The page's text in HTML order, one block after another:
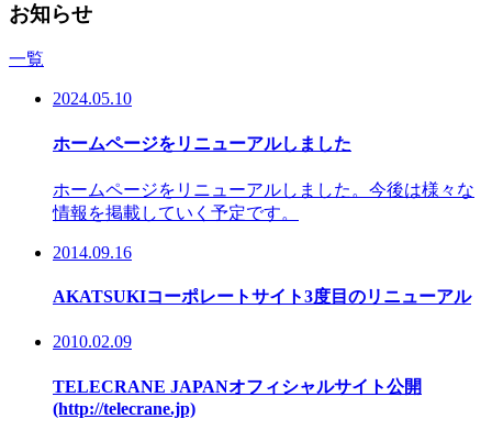
お知らせ
一覧
2024.05.10
ホームページをリニューアルしました
ホームページをリニューアルしました。今後は様々な
情報を掲載していく予定です。
2014.09.16
AKATSUKIコーポレートサイト3度目のリニューアル
2010.02.09
TELECRANE JAPANオフィシャルサイト公開
(http://telecrane.jp)